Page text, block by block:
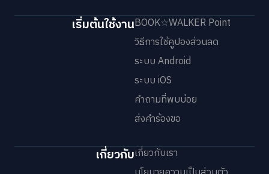
เริ่มต้นใช้งานBOOK☆WALKER Point
วิธีการใช้คูปองส่วนลด
ระบบ Android
ระบบ iOS
คำถามที่พบบ่อย
ส่งคำร้องขอ
เกี่ยวกับเกี่ยวกับเรา